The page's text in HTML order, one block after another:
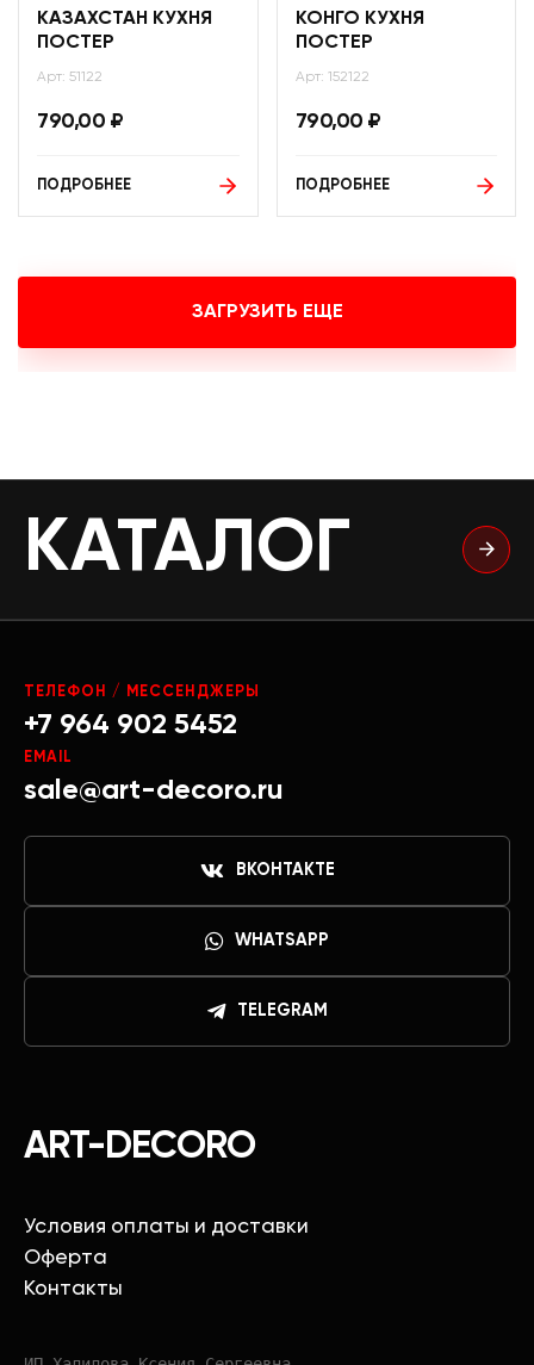
КАЗАХСТАН КУХНЯ
ПОСТЕР
Арт: 51122
790,00 ₽
ПОДРОБНЕЕ
КОНГО КУХНЯ
ПОСТЕР
Арт: 152122
790,00 ₽
ПОДРОБНЕЕ
ЗАГРУЗИТЬ ЕЩЕ
КАТАЛОГ
ART-DECORO
Условия оплаты и доставки
Оферта
Контакты
ТЕЛЕФОН / МЕССЕНДЖЕРЫ
+7 964 902 5452
EMAIL
sale@art-decoro.ru
ВКОНТАКТЕ
WHATSAPP
TELEGRAM